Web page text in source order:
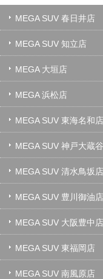
MEGA SUV 春日井店
MEGA SUV 知立店
MEGA 大垣店
MEGA 浜松店
MEGA SUV 東海名和店
MEGA SUV 神戸大蔵
MEGA SUV 清水鳥坂店
MEGA SUV 豊川御油店
MEGA SUV 大阪豊中店
MEGA SUV 東福岡店
MEGA SUV 南風原店